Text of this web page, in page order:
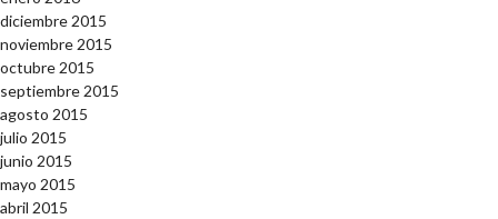
diciembre 2015
noviembre 2015
octubre 2015
septiembre 2015
agosto 2015
julio 2015
junio 2015
mayo 2015
abril 2015